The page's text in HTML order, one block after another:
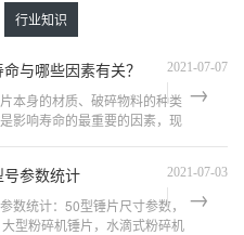
行业知识
与哪些因素有关？ 2021-07-07
本身的材质、破碎物料的种类
影响寿命的最重要的因素，现
参数统计 2021-07-03
数统计：50型锤片尺寸参数，
型粉碎机锤片，水滴式粉碎机